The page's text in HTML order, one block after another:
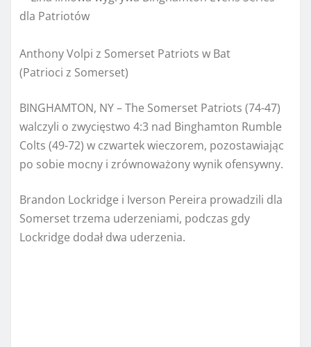
Anthony Volpi z Somerset Patriots w Bat
(Patrioci z Somerset)
BINGHAMTON, NY – The Somerset Patriots (74-47)
walczyli o zwycięstwo 4:3 nad Binghamton Rumble
Colts (49-72) w czwartek wieczorem, pozostawiając
po sobie mocny i zrównoważony wynik ofensywny.
Brandon Lockridge i Iverson Pereira prowadzili dla
Somerset trzema uderzeniami, podczas gdy
Lockridge dodał dwa uderzenia.